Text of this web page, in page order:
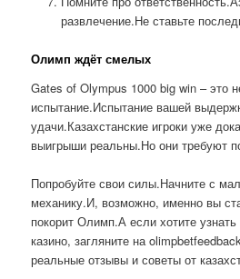
развлечение.Не ставьте
Олимп ждёт смелых
Gates of Olympus 1000 big win – это
испытание.Испытание вашей
удачи.Казахстанские игроки уже
выигрыши реальны.Но они требуют
Попробуйте свои силы.Начните с
механику.И, возможно, именно вы
покорит Олимп.А если хотите
казино, загляните на
реальные отзывы и советы от